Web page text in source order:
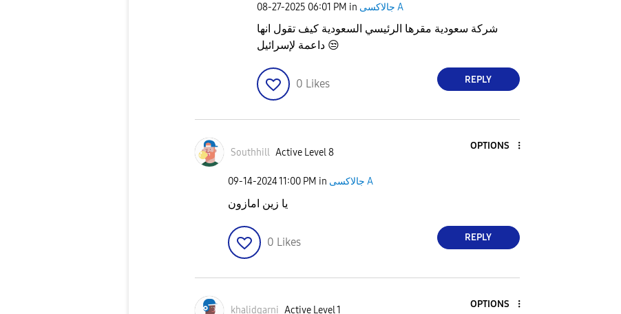
‎08-27-2025 06:01 PM in جالاكسى A
شركة سعودية مقرها الرئيسي السعودية كيف تقول انها
😒
0 Likes REPLY
Southhill Active Level 8
OPTIONS
‎09-14-202411:00 PM in جالاكسى A
يا زين امازون
0 Likes REPLY
khalidqarni Active Level 1
OPTIONS